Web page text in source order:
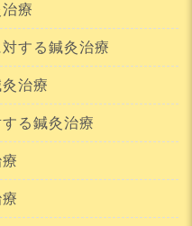
療
する鍼灸治療
治療
る鍼灸治療